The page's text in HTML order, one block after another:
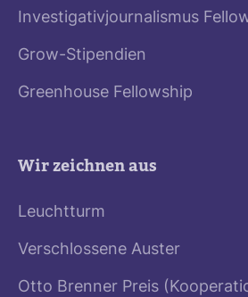
Investigativjournalismus
Grow-Stipendien
Greenhouse Fellowship
Wir zeichnen aus
Leuchtturm
Verschlossene Auster
Otto Brenner Preis